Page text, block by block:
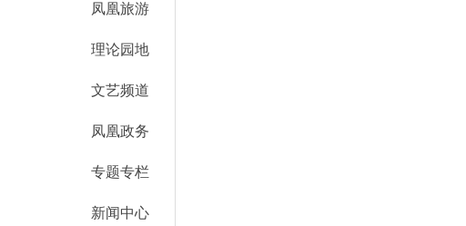
凤凰旅游
理论园地
文艺频道
凤凰政务
专题专栏
新闻中心